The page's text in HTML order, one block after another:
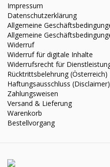
Impressum
Datenschutzerklärung
Allgemeine
Allgemeine
Widerruf
Widerruf für digitale Inhalte
Widerrufsrecht für
Rücktrittsbelehrung (Österreich)
Haftungsausschluss (Disclaimer)
Zahlungsweisen
Versand & Lieferung
Warenkorb
Bestellvorgang